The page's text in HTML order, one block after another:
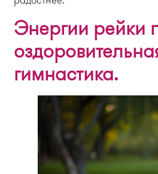
Энергии рейки
гимнастика.